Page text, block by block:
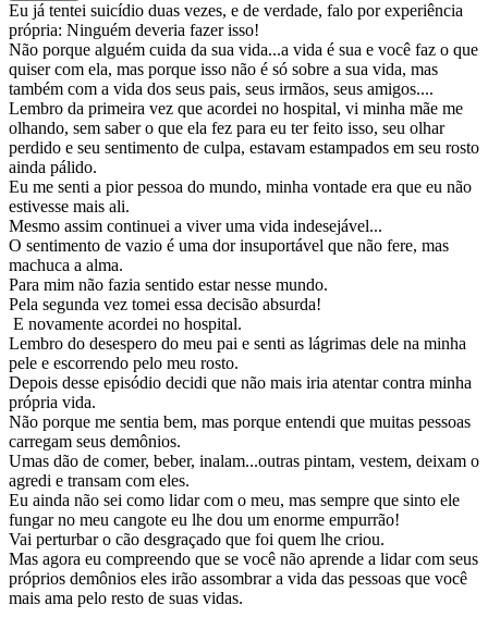
Eu já tentei suicídio duas vezes, e de verdade, falo por experiência
própria: Ninguém deveria fazer isso!
Não porque alguém cuida da sua vida...a vida é sua e você faz o que
quiser com ela, mas porque isso não é só sobre a sua vida, mas
também com a vida dos seus pais, seus irmãos, seus amigos....
Lembro da primeira vez que acordei no hospital, vi minha mãe me
olhando, sem saber o que ela fez para eu ter feito isso, seu olhar
perdido e seu sentimento de culpa, estavam estampados em seu rosto
ainda pálido.
Eu me senti a pior pessoa do mundo, minha vontade era que eu não
estivesse mais ali.
Mesmo assim continuei a viver uma vida indesejável...
O sentimento de vazio é uma dor insuportável que não fere, mas
machuca a alma.
Para mim não fazia sentido estar nesse mundo.
Pela segunda vez tomei essa decisão absurda!
E novamente acordei no hospital.
Lembro do desespero do meu pai e senti as lágrimas dele na minha
pele e escorrendo pelo meu rosto.
Depois desse episódio decidi que não mais iria atentar contra minha
própria vida.
Não porque me sentia bem, mas porque entendi que muitas pessoas
carregam seus demônios.
Umas dão de comer, beber, inalam...outras pintam, vestem, deixam o
agredi e transam com eles.
Eu ainda não sei como lidar com o meu, mas sempre que sinto ele
fungar no meu cangote eu lhe dou um enorme empurrão!
Vai perturbar o cão desgraçado que foi quem lhe criou.
Mas agora eu compreendo que se você não aprende a lidar com seus
próprios demônios eles irão assombrar a vida das pessoas que você
mais ama pelo resto de suas vidas.